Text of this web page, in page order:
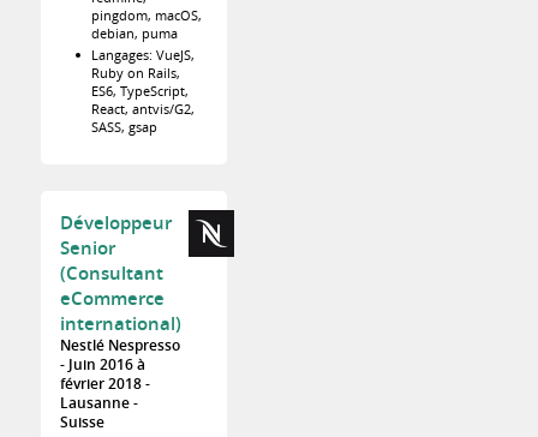
pingdom, macOS,
debian, puma
Langages: VueJS,
Ruby on Rails,
ES6, TypeScript,
React, antvis/G2,
SASS, gsap
Développeur
Senior
(Consultant
eCommerce
international)
Nestlé Nespresso
Juin 2016 à
février 2018
Lausanne
Suisse